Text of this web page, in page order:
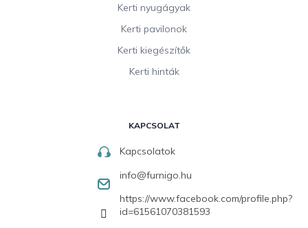
Kerti nyugágyak
Kerti pavilonok
Kerti kiegészítők
Kerti hinták
KAPCSOLAT
Kapcsolatok
info@furnigo.hu
https://www.facebook.com/profile.php?
id=61561070381593